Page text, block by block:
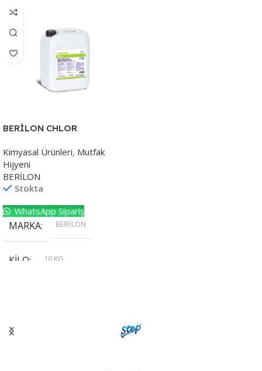
BERİLON CHLOR
Kimyasal Ürünleri, Mutfak
Hijyeni
BERİLON
Stokta
WhatsApp Sipariş
MARKA BERİLON
KILO
10 KG